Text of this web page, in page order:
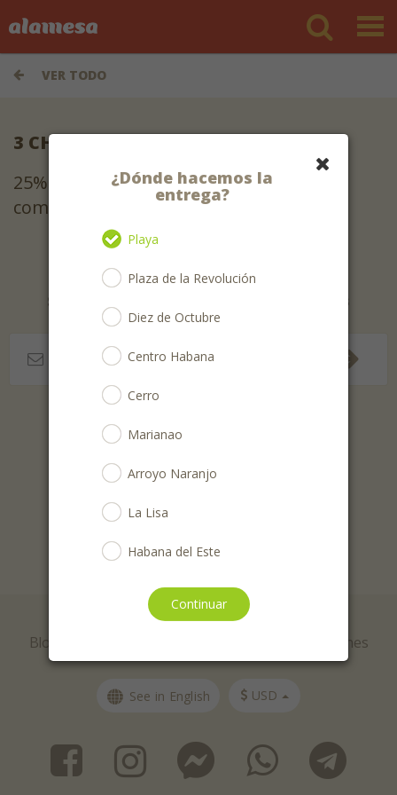
VER TODO
3 CHINITOS
25% OFF CUPÓN (3CHI-PAPA) Servimos
comida cubana e internacional.
¿Dónde hacemos la
entrega?
Playa
Plaza de la Revolución
Diez de Octubre
Centro Habana
Cerro
Marianao
Arroyo Naranjo
La Lisa
Habana del Este
San Miguel del Padrón
Boyeros
Guanabacoa
Regla
Continuar
Suscríbete para recibir las mejores ofertas
Sólo recibirás ofertas 1 vez por semana.
© AlaMesa Cuba 2026
Blog Términos y condiciones
See in English USD
Share this selection